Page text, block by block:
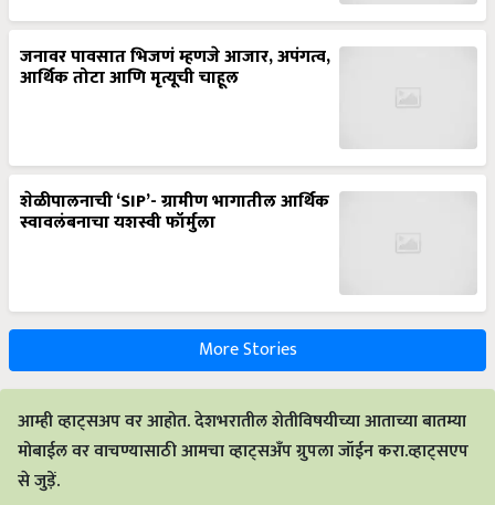
जनावर पावसात भिजणं म्हणजे आजार, अपंगत्व,
आर्थिक तोटा आणि मृत्यूची चाहूल
शेळीपालनाची ‘SIP’- ग्रामीण भागातील आर्थिक
स्वावलंबनाचा यशस्वी फॉर्मुला
More Stories
आम्ही व्हाट्सअप वर आहोत. देशभरातील शेतीविषयीच्या आताच्या बातम्या
मोबाईल वर वाचण्यासाठी आमचा व्हाट्सअँप ग्रुपला जॉईन करा.व्हाट्सएप
से जुड़ें.